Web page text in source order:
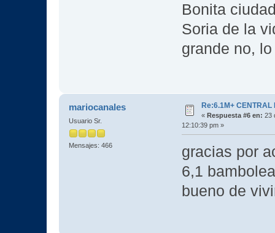
Bonita
Soria de la
grande no,
mariocanales
Usuario Sr.
Mensajes: 466
Re:6.1M+ CENTRAL
« Respuesta #6 en: 23
12:10:39 pm »
gracias por
6,1
bueno de